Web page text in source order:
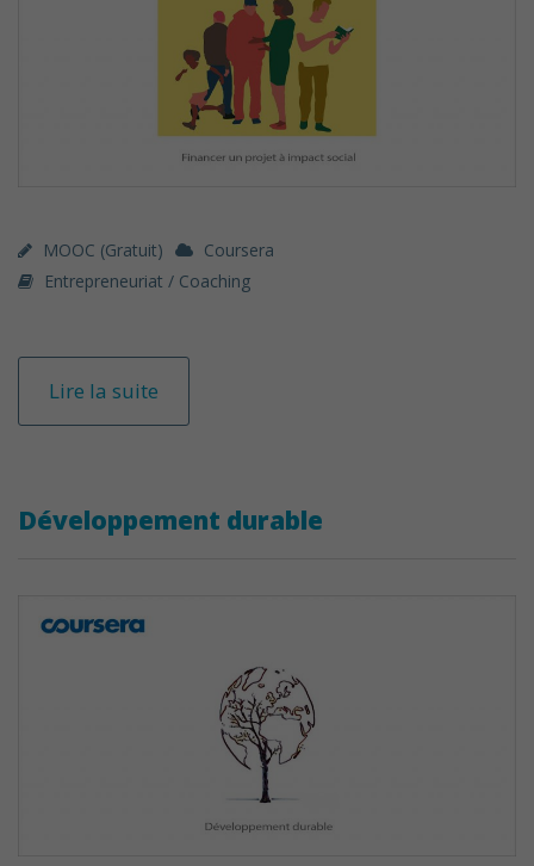
MOOC (gratuit)
Coursera
Entrepreneuriat / Coaching
Lire la suite
Développement durable